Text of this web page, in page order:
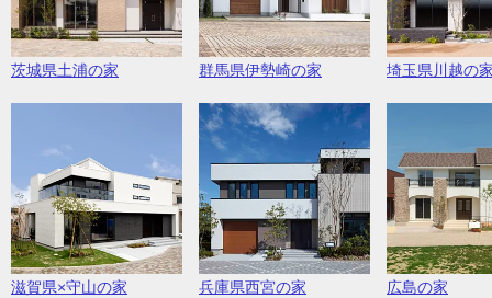
茨城県土浦の家 群馬県伊勢崎の家 埼玉県川越の
滋賀県×守山の家 兵庫県西宮の家 広島の家